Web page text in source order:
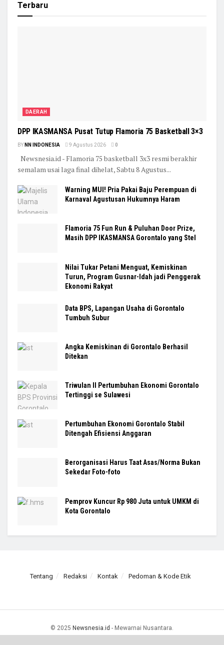
Terbaru
DAERAH
DPP IKASMANSA Pusat Tutup Flamoria 75 Basketball 3×3
BY NN INDONESIA 9 Agustus 2026 0
Newsnesia.id - Flamoria 75 basketball 3x3 resmi berakhir
semalam usai laga final dihelat, Sabtu 8 Agustus...
Warning MUI! Pria Pakai Baju Perempuan di
Karnaval Agustusan Hukumnya Haram
Flamoria 75 Fun Run & Puluhan Door Prize,
Masih DPP IKASMANSA Gorontalo yang Stel
Nilai Tukar Petani Menguat, Kemiskinan
Turun, Program Gusnar-Idah jadi Penggerak
Ekonomi Rakyat
Data BPS, Lapangan Usaha di Gorontalo
Tumbuh Subur
Angka Kemiskinan di Gorontalo Berhasil
Ditekan
Triwulan II Pertumbuhan Ekonomi Gorontalo
Tertinggi se Sulawesi
Pertumbuhan Ekonomi Gorontalo Stabil
Ditengah Efisiensi Anggaran
Berorganisasi Harus Taat Asas/Norma Bukan
Sekedar Foto-foto
Pemprov Kuncur Rp 980 Juta untuk UMKM di
Kota Gorontalo
Tentang Redaksi Kontak Pedoman & Kode Etik
© 2025 Newsnesia.id - Mewarnai Nusantara.